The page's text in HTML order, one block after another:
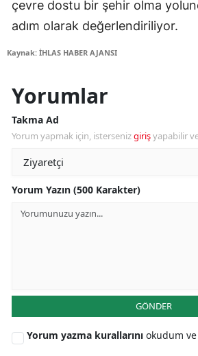
çevre dostu bir şehir olma
adım olarak değerlendiriliyor.
Kaynak: İHLAS HABER AJANSI
Yorumlar
Takma Ad
Yorum yapmak için, istersenizgirişyapabilir
Yorum Yazın (500 Karakter)
GÖNDER
Yorum yazma kurallarını okudum